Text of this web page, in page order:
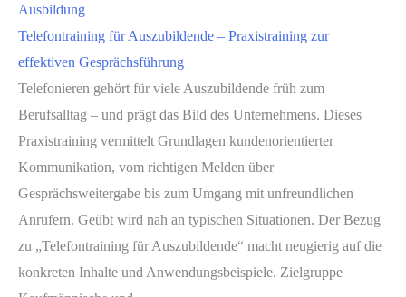
Ausbildung
Telefontraining für Auszubildende – Praxistraining zur
effektiven Gesprächsführung
Telefonieren gehört für viele Auszubildende früh zum
Berufsalltag – und prägt das Bild des Unternehmens. Dieses
Praxistraining vermittelt Grundlagen kundenorientierter
Kommunikation, vom richtigen Melden über
Gesprächsweitergabe bis zum Umgang mit unfreundlichen
Anrufern. Geübt wird nah an typischen Situationen. Der Bezug
zu „Telefontraining für Auszubildende“ macht neugierig auf die
konkreten Inhalte und Anwendungsbeispiele. Zielgruppe